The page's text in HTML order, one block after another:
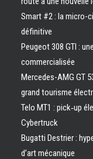
Smart #2 : la micro-
définitive
Peugeot 308 GTI :
commercialisée
Mercedes-AMG GT
grand tourisme
Telo MT1 : pick‑up
Cybertruck
Bugatti Destrier :
d’art mécanique